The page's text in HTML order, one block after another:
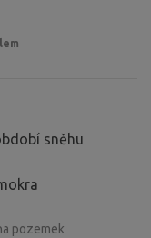
sněhu
pozemek